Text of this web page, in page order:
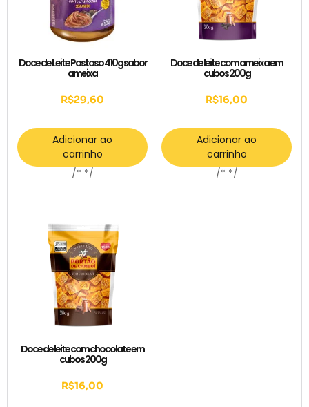
Doce de Leite Pastoso 410g sabor
ameixa
R$29,60
Adicionar ao
carrinho
/* */
Doce de leite com ameixa em
cubos 200g
R$16,00
Adicionar ao
carrinho
/* */
Doce de leite com chocolate em
cubos 200g
R$16,00